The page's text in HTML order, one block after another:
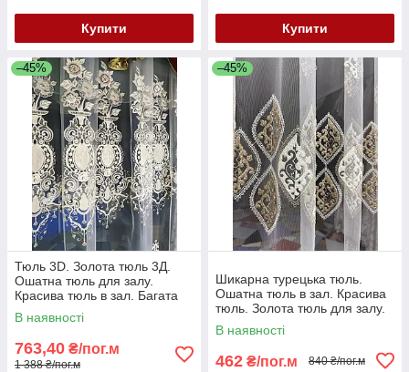
Купити Купити
–45%
Тюль 3D. Золота тюль 3Д.
Ошатна тюль для залу.
Красива тюль в зал. Багата
турецька тюль. Залишок 3,20
м
В наявності
763,40 ₴/пог.м
1 388 ₴/пог.м
–45%
Шикарна турецька тюль.
Ошатна тюль в зал. Красива
тюль. Золота тюль для залу.
Тюль для спальні. Тюль 3д
В наявності
462 ₴/пог.м 840 ₴/пог.м